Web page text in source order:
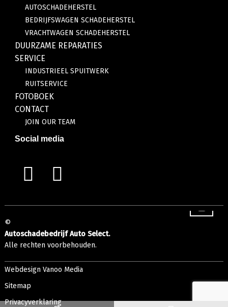
AUTOSCHADEHERSTEL
BEDRIJFSWAGEN SCHADEHERSTEL
VRACHTWAGEN SCHADEHERSTEL
DUURZAME REPARATIES
SERVICE
INDUSTRIEEL SPUITWERK
RUITSERVICE
FOTOBOEK
CONTACT
JOIN OUR TEAM
Social media
©
Autoschadebedrijf Auto Select.
Alle rechten voorbehouden.
Webdesign Vanoo Media
Sitemap
Privacyverklaring